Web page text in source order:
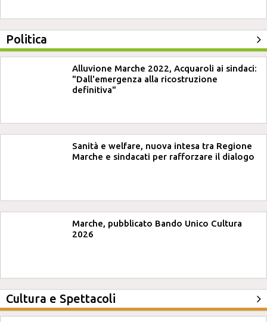
Politica
Alluvione Marche 2022, Acquaroli ai sindaci:
"Dall'emergenza alla ricostruzione
definitiva"
Sanità e welfare, nuova intesa tra Regione
Marche e sindacati per rafforzare il dialogo
Marche, pubblicato Bando Unico Cultura
2026
Cultura e Spettacoli